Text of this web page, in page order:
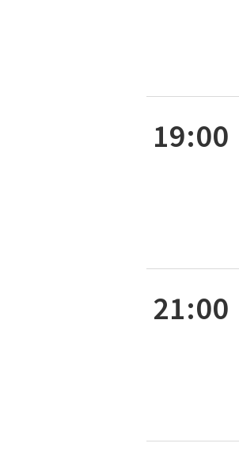
19:00
21:00